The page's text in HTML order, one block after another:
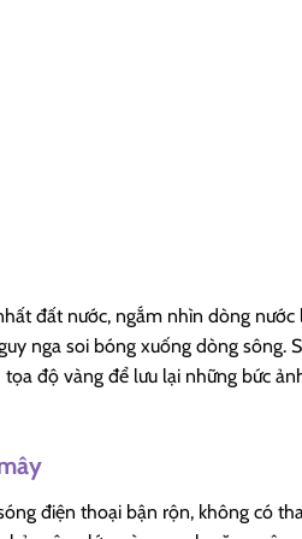
đất nước, ngắm nhìn dòng nước
nga soi bóng xuống dòng sông.
độ vàng để lưu lại những bức
điện thoại bận rộn, không có